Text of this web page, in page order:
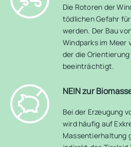
Die Rotoren der
tödlichen Gefahr
werden. Der Bau
Windparks im Meer
der die
beeinträchtigt.
NEIN zur
Bei der Erzeugung
wird häufig auf
Massentierhaltung